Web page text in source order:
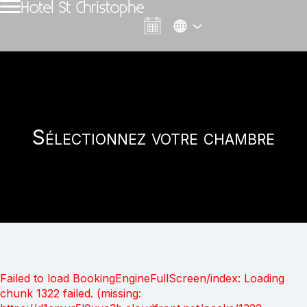
Hotel St Christophe
Sélectionnez votre chambre
Failed to load BookingEngineFullScreen/index: Loading
chunk 1322 failed. (missing: